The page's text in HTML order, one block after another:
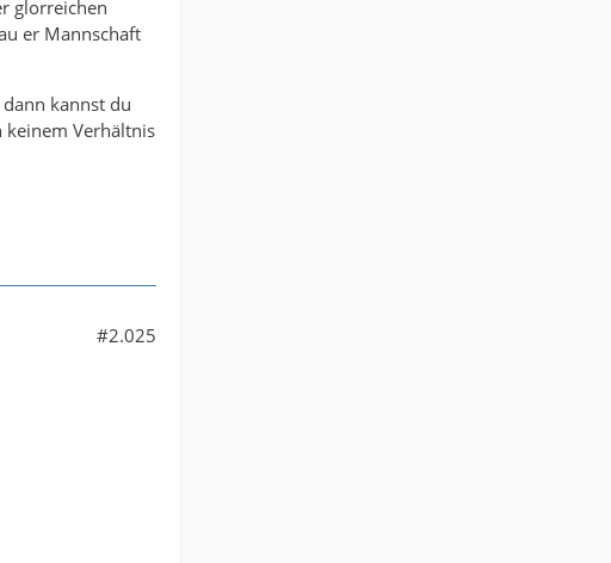
glorreichen
er Mannschaft
kannst du
keinem Verhältnis
#2.025